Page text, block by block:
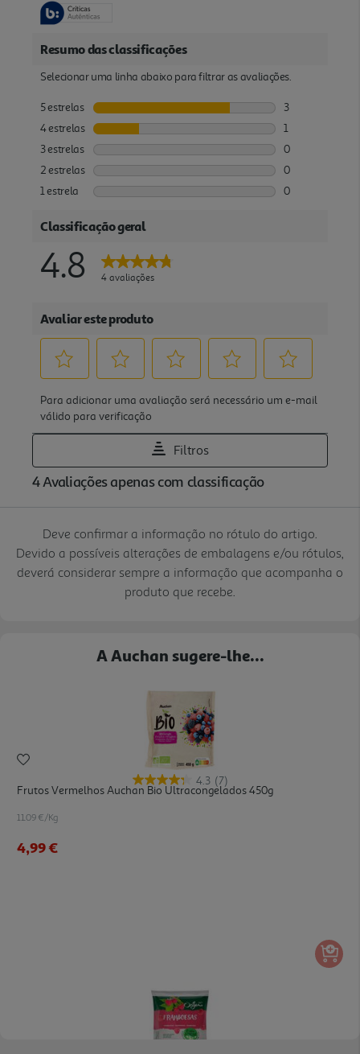
Deve confirmar a informação no rótulo do artigo.
Devido a possíveis alterações de embalagens e/ou rótulos,
deverá considerar sempre a informação que acompanha o
produto que recebe.
A Auchan sugere-lhe...
4.3 (7)
Frutos Vermelhos Auchan Bio Ultracongelados 450g
11.09 €/Kg
4,99 €